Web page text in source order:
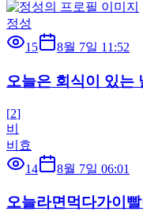
정성
15
8월 7일 11:52
오늘은 회식이 있는
[2]
비
비효
14
8월 7일 06:01
오늘라면먹다가이